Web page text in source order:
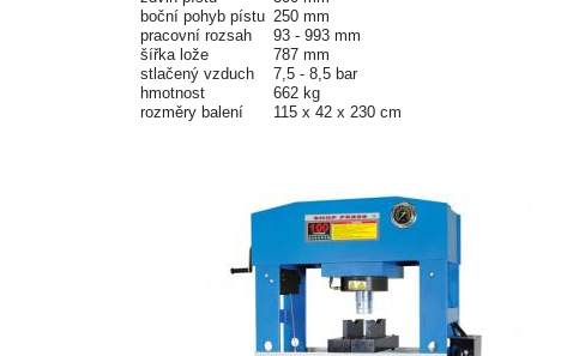
boční pohyb pístu
pracovní rozsah
šířka lože
stlačený vzduch
hmotnost
rozměry balení
250 mm
93 - 993 mm
787 mm
7,5 - 8,5 bar
662 kg
115 x 42 x 230 cm